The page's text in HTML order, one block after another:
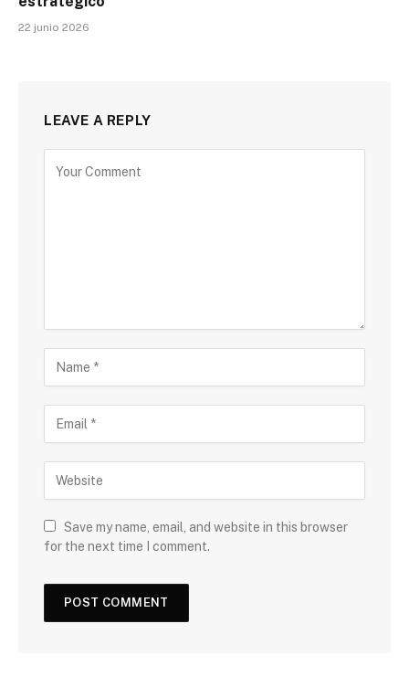
22 junio 2026
LEAVE A REPLY
Save my name, email, and website in this browser
for the next time I comment.